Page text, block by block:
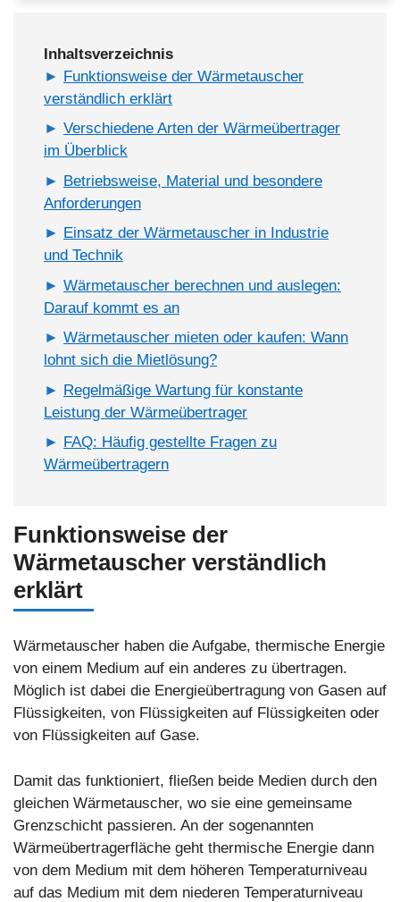
Inhaltsverzeichnis
Funktionsweise der Wärmetauscher
verständlich erklärt
Verschiedene Arten der Wärmeübertrager
im Überblick
Betriebsweise, Material und besondere
Anforderungen
Einsatz der Wärmetauscher in Industrie
und Technik
Wärmetauscher berechnen und auslegen:
Darauf kommt es an
Wärmetauscher mieten oder kaufen: Wann
lohnt sich die Mietlösung?
Regelmäßige Wartung für konstante
Leistung der Wärmeübertrager
FAQ: Häufig gestellte Fragen zu
Wärmeübertragern
Funktionsweise der
Wärmetauscher verständlich
erklärt
Wärmetauscher haben die Aufgabe, thermische Energie
von einem Medium auf ein anderes zu übertragen.
Möglich ist dabei die Energieübertragung von Gasen auf
Flüssigkeiten, von Flüssigkeiten auf Flüssigkeiten oder
von Flüssigkeiten auf Gase.
Damit das funktioniert, fließen beide Medien durch den
gleichen Wärmetauscher, wo sie eine gemeinsame
Grenzschicht passieren. An der sogenannten
Wärmeübertragerfläche geht thermische Energie dann
von dem Medium mit dem höheren Temperaturniveau
auf das Medium mit dem niederen Temperaturniveau